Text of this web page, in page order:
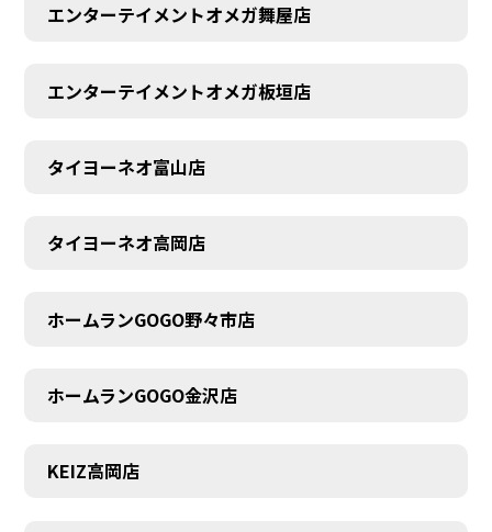
AUDITION
エンターテイメントオメガ舞屋店
エンターテイメントオメガ板垣店
タイヨーネオ富山店
タイヨーネオ高岡店
ホームランGOGO野々市店
ホームランGOGO金沢店
KEIZ高岡店